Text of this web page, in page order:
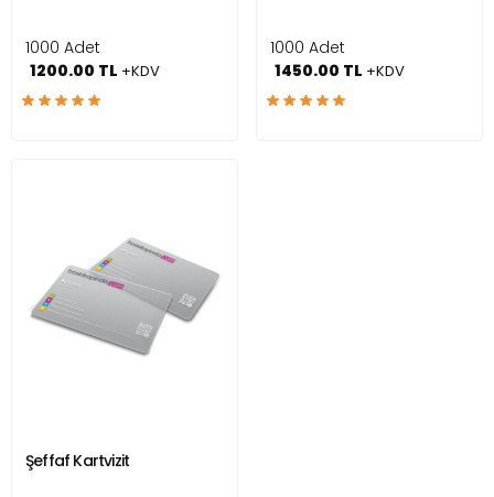
1000 Adet
1200.00 TL +KDV
1000 Adet
1450.00 TL +KDV
Şeffaf Kartvizit